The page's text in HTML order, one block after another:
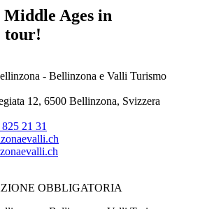
Ages in
tour!
- Bellinzona e Valli Turismo
12, 6500 Bellinzona, Svizzera
21 31
OBBLIGATORIA